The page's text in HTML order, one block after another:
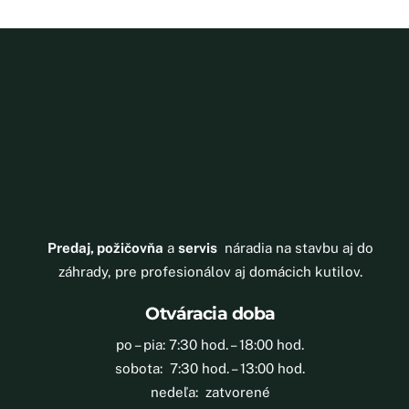
Predaj, požičovňa a servisnáradia na stavbu aj do
záhrady, pre profesionálov aj domácich kutilov.
Otváracia doba
po – pia: 7:30 hod. – 18:00 hod.
sobota: 7:30 hod. – 13:00 hod.
nedeľa: zatvorené